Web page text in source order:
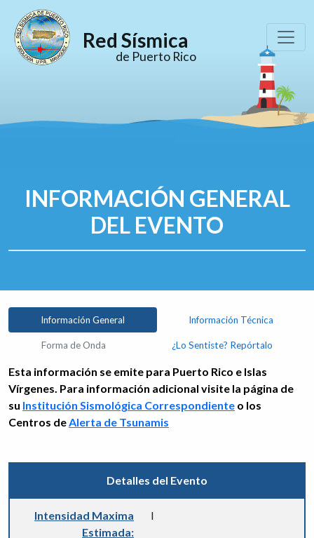
Red Sísmica
de Puerto Rico
INFORMACIÓN GENERAL
DEL EVENTO
Información General Información Técnica
Forma de Onda ¿Lo Sentiste? Repórtalo
Esta información se emite para Puerto Rico e Islas
Vírgenes. Para información adicional visite la página de
su Institución Sismológica Correspondiente o los
Centros deAlerta de Tsunamis
Detalles del Evento
Intensidad Maxima
Estimada:
I